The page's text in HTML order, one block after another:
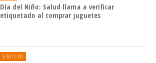
Día del Niño: Salud llama a verificar
etiquetado al comprar juguetes
SERVICIOS